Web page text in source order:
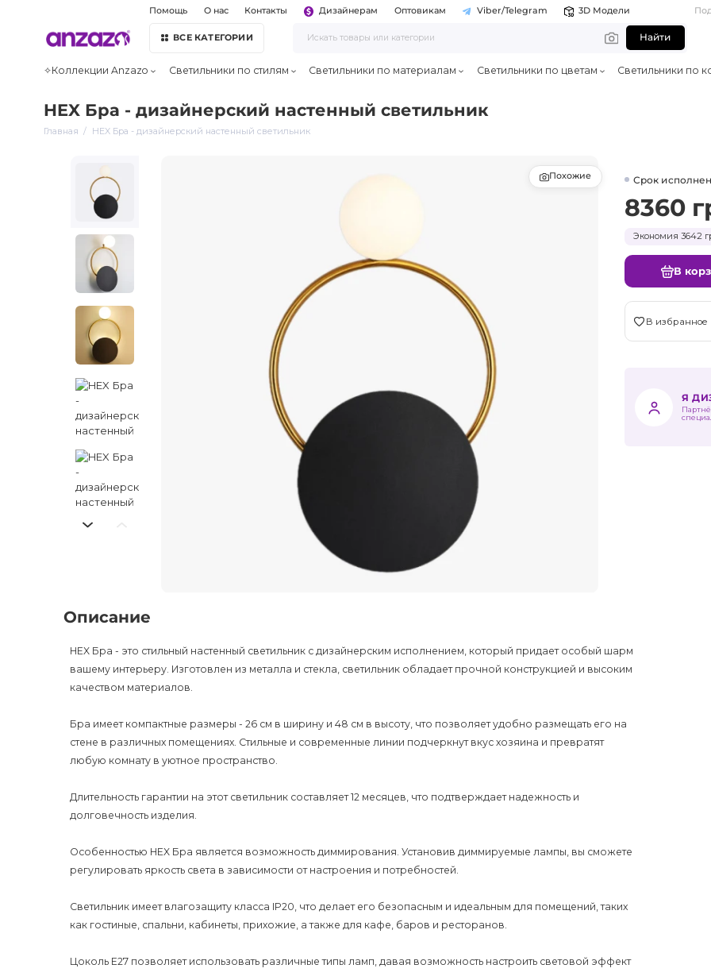
Помощь О нас Контакты Дизайнерам Оптовикам Viber/Telegram 3D Модели
ВСЕ КАТЕГОРИИ Найти
✧Коллекции Anzazo Светильники по стилям Светильники по материалам Светильники по цветам Светильники по
HEX Бра - дизайнерский настенный светильник
Главная HEX Бра - дизайнерский настенный светильник
Похожие Срок
8360
Экономия 3642
В
В избранное
Я
Описание
HEX Бра - это стильный настенный светильник с дизайнерским исполнением, который придает особый шарм
вашему интерьеру. Изготовлен из металла и стекла, светильник обладает прочной конструкцией и высоким
качеством материалов.
Бра имеет компактные размеры - 26 см в ширину и 48 см в высоту, что позволяет удобно размещать его на
стене в различных помещениях. Стильные и современные линии подчеркнут вкус хозяина и превратят
любую комнату в уютное пространство.
Длительность гарантии на этот светильник составляет 12 месяцев, что подтверждает надежность и
долговечность изделия.
Особенностью HEX Бра является возможность диммирования. Установив диммируемые лампы, вы сможете
регулировать яркость света в зависимости от настроения и потребностей.
Светильник имеет влагозащиту класса IP20, что делает его безопасным и идеальным для помещений, таких
как гостиные, спальни, кабинеты, прихожие, а также для кафе, баров и ресторанов.
Цоколь E27 позволяет использовать различные типы ламп, давая возможность настроить световой эффект